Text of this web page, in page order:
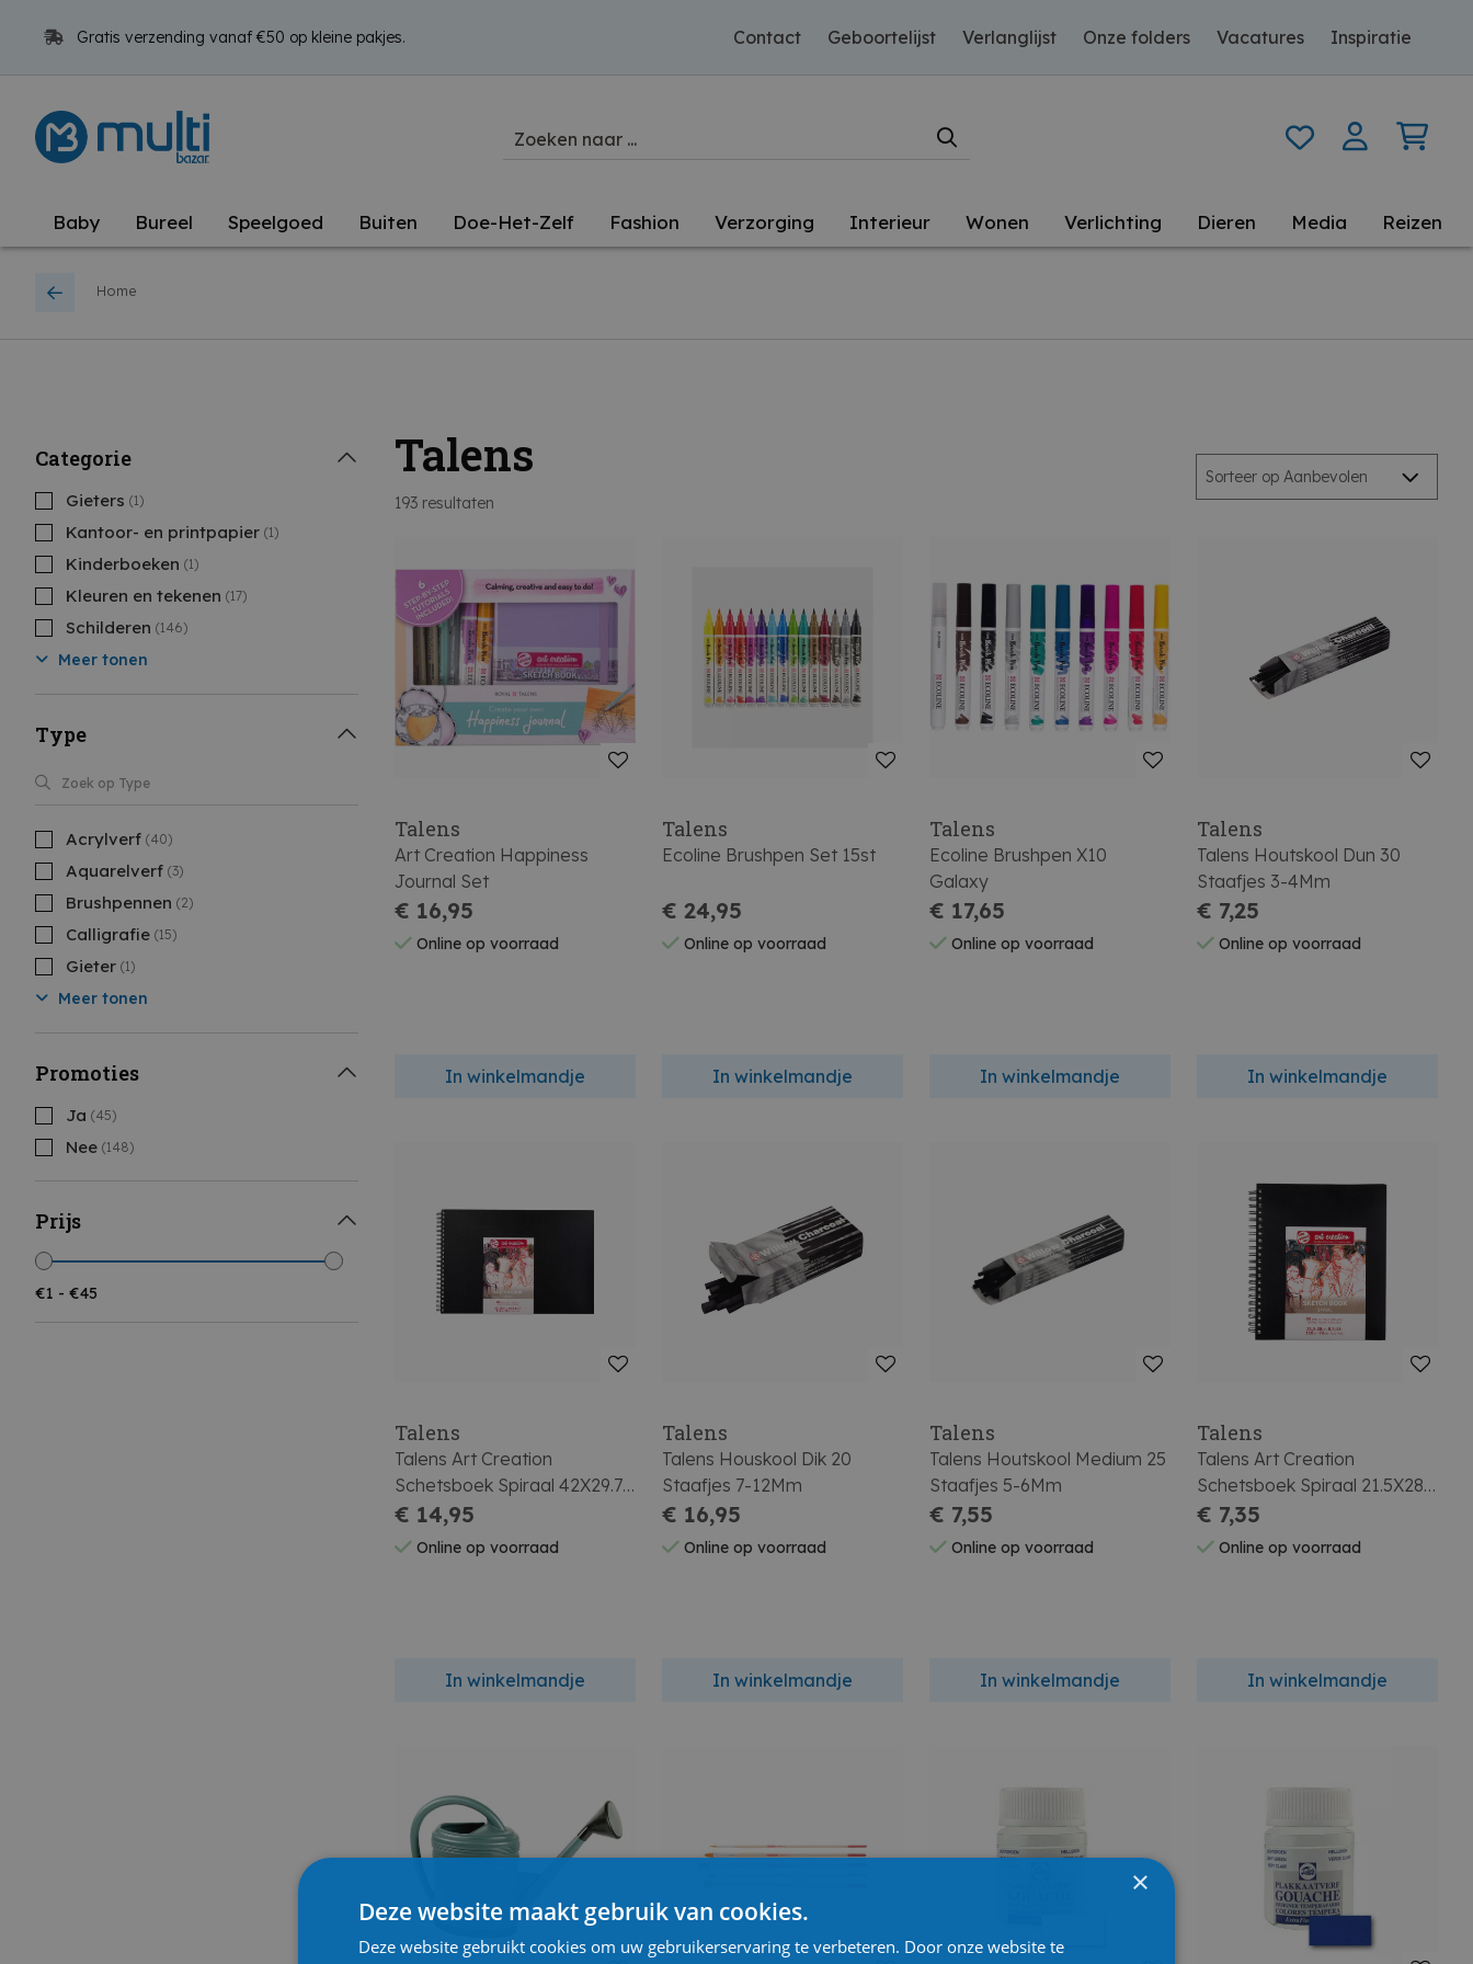
Gratis verzending vanaf €50 op kleine pakjes. Contact Geboortelijst Verlanglijst Onze folders Vacatures Inspiratie
Baby Bureel Speelgoed Buiten Doe-Het-Zelf Fashion Verzorging Interieur Wonen Verlichting Dieren Media Reizen
Home
Categorie
Gieters (1)
Kantoor- en printpapier (1)
Kinderboeken (1)
Kleuren en tekenen (17)
Schilderen (146)
Meer tonen
Type
Acrylverf (40)
Aquarelverf (3)
Brushpennen (2)
Calligrafie (15)
Gieter (1)
Meer tonen
Promoties
Ja (45)
Nee (148)
Prijs
Talens
193 resultaten
Talens
Art Creation Happiness
Journal Set
€ 16,95
Online op voorraad
In winkelmandje
Talens
Ecoline Brushpen Set 15st
€ 24,95
Online op voorraad
In winkelmandje
Talens
Ecoline Brushpen X10
Galaxy
€ 17,65
Online op voorraad
In winkelmandje
Talens
Talens Houtskool Dun 30
Staafjes 3-4Mm
€ 7,25
Online op voorraad
In winkelmandje
Talens
Talens Art Creation
Schetsboek Spiraal 42X29.7
110G 80 Vellen
€ 14,95
Online op voorraad
In winkelmandje
Talens
Talens Houskool Dik 20
Staafjes 7-12Mm
€ 16,95
Online op voorraad
In winkelmandje
Talens
Talens Houtskool Medium 25
Staafjes 5-6Mm
€ 7,55
Online op voorraad
In winkelmandje
Talens
Talens Art Creation
Schetsboek Spiraal 21.5X28
110G 80 Vellen
€ 7,35
Online op voorraad
In winkelmandje
×
Deze website maakt gebruik van cookies.
Deze website gebruikt cookies om uw gebruikerservaring te verbeteren. Door onze website te